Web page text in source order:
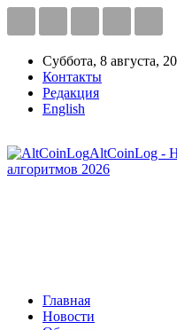
Суббота, 8 августа,
Контакты
Редакция
English
AltCoinLog -
алгоритмов 2026
Главная
Новости